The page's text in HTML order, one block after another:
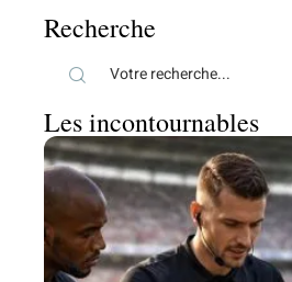
Recherche
Les incontournables